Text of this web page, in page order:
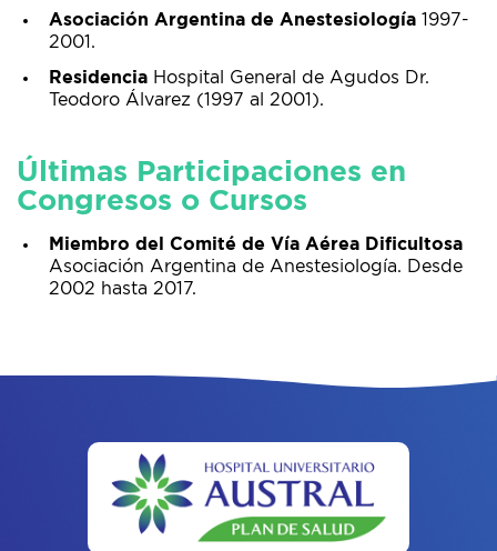
Asociación Argentina de Anestesiología 1997-
2001.
Residencia Hospital General de Agudos Dr.
Teodoro Álvarez (1997 al 2001).
Últimas Participaciones en
Congresos o Cursos
Miembro del Comité de Vía Aérea Dificultosa
Asociación Argentina de Anestesiología. Desde
2002 hasta 2017.